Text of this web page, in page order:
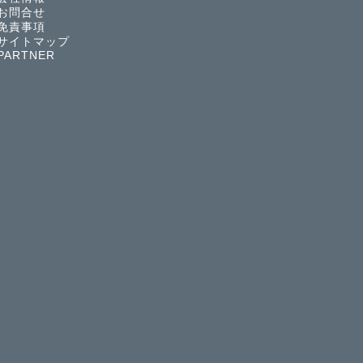
問合せ
責事項
イトマップ